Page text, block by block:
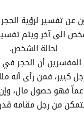
عن تفسير لرؤية
الى آخر ويتم تفسير
لحالة الشخص.
أن الحجر في
كبير، فمن رأى أنه
فهو حصول مال،
من رجل مقامه